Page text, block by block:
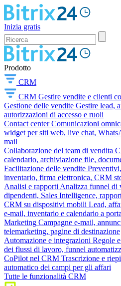
Inizia gratis
Prodotto
CRM
CRM Gestire vendite e clienti
Gestione delle vendite Gestire lead,
autorizzazioni di accesso e ruoli
Contact center Comunicazioni
widget per siti web, live chat,
mail
Collaborazione del team di vendita
calendario, archiviazione file,
Facilitazione delle vendite
inventario, firma elettronica, CRM
Analisi e rapporti Analizza funnel di
dipendenti, Sales Intelligence,
CRM su dispositivi mobili Lead,
e-mail, inventario e calendario a
Marketing Campagne e-mail,
telemarketing, pagine di destinazione
Automazione e integrazioni Regole
dei flussi di lavoro, funnel
CoPilot nel CRM Trascrizione e
automatico dei campi per gli affari
Tutte le funzionalità CRM